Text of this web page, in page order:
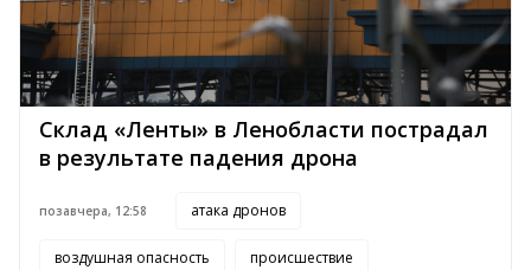
Склад «Ленты» в Ленобласти пострадал
в результате падения дрона
позавчера, 12:58 атака дронов
воздушная опасность происшествие